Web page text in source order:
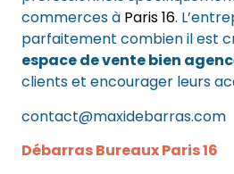
commerces à Paris 16.
parfaitement combien il est
espace de vente bien
clients et encourager leurs
contact@maxidebarras.com
Débarras Bureaux Paris 16